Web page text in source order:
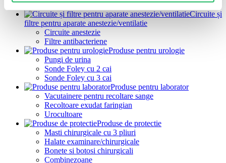
Barbotor / umidificator oxigen
Circuite și
filtre pentru aparate anestezie/ventilatie
Circuite anestezie
Filtre antibacteriene
Produse pentru urologie
Pungi de urina
Sonde Foley cu 2 cai
Sonde Foley cu 3 cai
Produse pentru laborator
Vacutainere pentru recoltare sange
Recoltoare exudat faringian
Urocultoare
Produse de protectie
Masti chirurgicale cu 3 pliuri
Halate examinare/chirurgicale
Bonete si botosi chirurgicali
Combinezoane